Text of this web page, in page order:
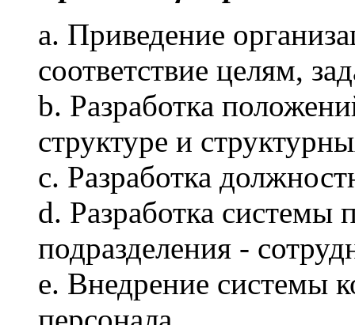
a. Приведение
соответствие целям,
b. Разработка
структуре и
c. Разработка
d. Разработка системы
подразделения -
e. Внедрение системы